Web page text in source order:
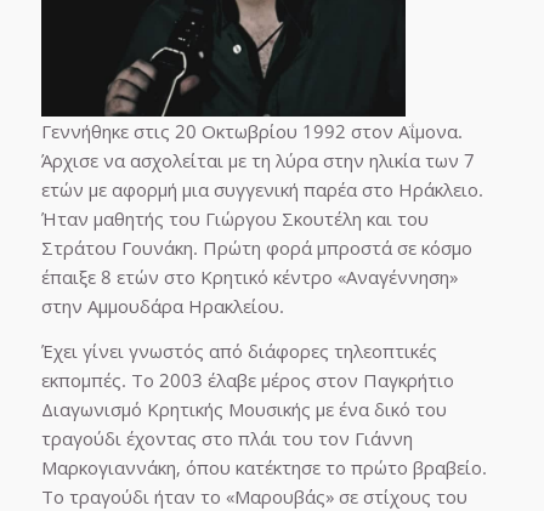
Γεννήθηκε στις 20 Οκτωβρίου 1992 στον Αΐμονα.
Άρχισε να ασχολείται με τη λύρα στην ηλικία των 7
ετών με αφορμή μια συγγενική παρέα στο Ηράκλειο.
Ήταν μαθητής του Γιώργου Σκουτέλη και του
Στράτου Γουνάκη. Πρώτη φορά μπροστά σε κόσμο
έπαιξε 8 ετών στο Κρητικό κέντρο «Αναγέννηση»
στην Αμμουδάρα Ηρακλείου.
Έχει γίνει γνωστός από διάφορες τηλεοπτικές
εκπομπές. Το 2003 έλαβε μέρος στον Παγκρήτιο
Διαγωνισμό Κρητικής Μουσικής με ένα δικό του
τραγούδι έχοντας στο πλάι του τον Γιάννη
Μαρκογιαννάκη, όπου κατέκτησε το πρώτο βραβείο.
Το τραγούδι ήταν το «Μαρουβάς» σε στίχους του